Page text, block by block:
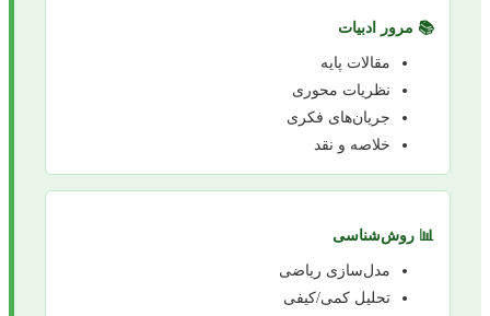
📚 مرور ادبیات
مقالات پایه
نظریات محوری
جریان‌های فکری
خلاصه و نقد
📊 روش‌شناسی
مدل‌سازی ریاضی
تحلیل کمی/کیفی